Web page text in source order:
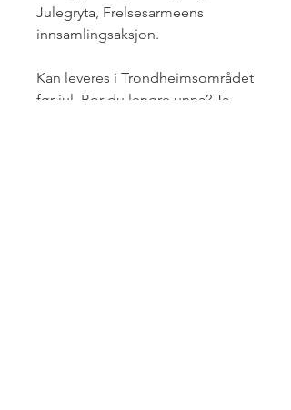
Julegryta, Frelsesarmeens
innsamlingsaksjon.
Kan leveres i Trondheimsområdet
før jul. Bor du lengre unna? Ta